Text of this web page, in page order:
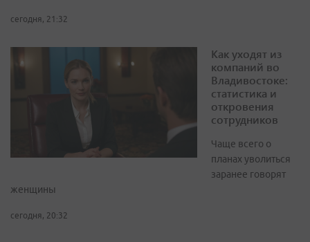
сегодня, 21:32
Как уходят из
компаний во
Владивостоке:
статистика и
откровения
сотрудников
Чаще всего о
планах уволиться
заранее говорят
женщины
сегодня, 20:32